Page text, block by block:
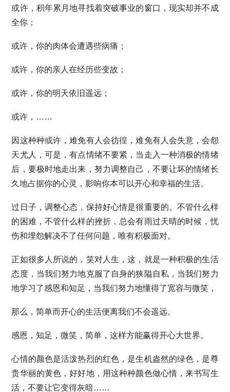
或许，积年累月地寻找着突破事业的窗口，现实却并不成
全你；
或许，你的肉体会遭遇些病痛；
或许，你的亲人在经历些变故；
或许，你的明天依旧遥远；
或许，……
因这种种或许，难免有人会彷徨，难免有人会失意，会怨
天尤人，可是，有点情绪不要紧，当走入一种消极的情绪
后，要极时地走出来，努力调整自己，不要让坏的情绪长
久地占据你的心灵，影响你本可以开心和幸福的生活。
过日子，调整心态，保持好心情是很重要的。不管什么样
的困难，不管什么样的挫折，总会有雨过天晴的时候，忧
伤和埋怨解决不了任何问题，唯有积极面对。
正如很多人所说的，笑对人生，这，就是一种积极的生活
态度，当我们努力地克服了自身的狭隘自私，当我们努力
地学习了感恩和知足，当我们努力地懂得了宽容与微笑，
那么，简单而开心的生活便离我们不会遥远。
感恩，知足，微笑，简单，这样方能赢得开心大世界。
心情的颜色是活泼热烈的红色，是生机盎然的绿色，是尊
贵华丽的黄色，好好地，用这种种颜色做心情，来书写生
活，不要让它变得灰暗……